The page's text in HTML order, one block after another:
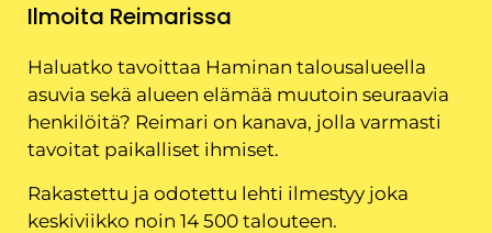
Ilmoita Reimarissa
Haluatko tavoittaa Haminan talousalueella
asuvia sekä alueen elämää muutoin seuraavia
henkilöitä? Reimari on kanava, jolla varmasti
tavoitat paikalliset ihmiset.
Rakastettu ja odotettu lehti ilmestyy joka
keskiviikko noin 14 500 talouteen.